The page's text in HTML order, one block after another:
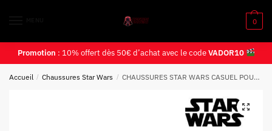
0
Promotion : 10% offert dès 50€ d’achat avec le codeVADOR10
Accueil / Chaussures Star Wars / CHAUSSURES STAR WARS CASUEL POUR ADULTE